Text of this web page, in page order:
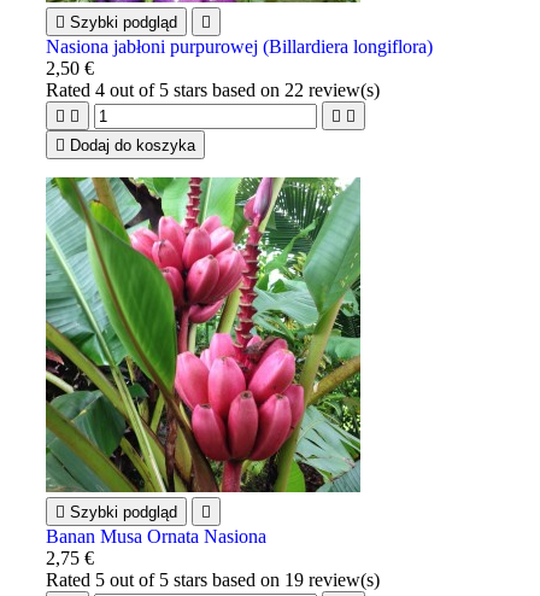
 Szybki podgląd 
Nasiona jabłoni purpurowej (Billardiera longiflora)
2,50 €
Rated4 out of 5 stars based on 22 review(s)
   
 Dodaj do koszyka
 Szybki podgląd 
Banan Musa Ornata Nasiona
2,75 €
Rated 5 out of 5 stars based on 19 review(s)